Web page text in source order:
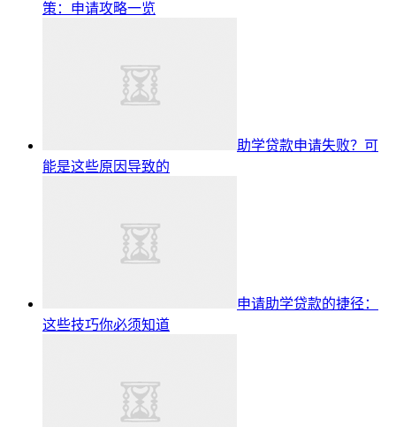
策：申请攻略一览
助学贷款申请失败？可
能是这些原因导致的
申请助学贷款的捷径：
这些技巧你必须知道